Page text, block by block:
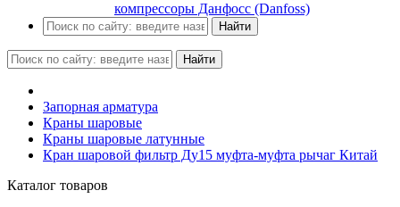
компрессоры Данфосс (Danfoss)
Найти
Найти
Запорная арматура
Краны шаровые
Краны шаровые латунные
Кран шаровой фильтр Ду15 муфта-муфта рычаг Китай
Каталог товаров